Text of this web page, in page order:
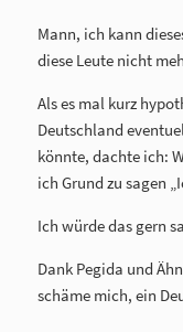
Mann, ich kann
diese Leute nicht
Als es mal kurz
Deutschland
könnte, dachte ich:
ich Grund zu sagen
Ich würde das gern
Dank Pegida und
schäme mich, ein